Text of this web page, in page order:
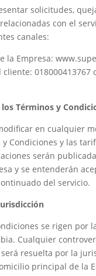
solicitudes,
con el
canales:
la Empresa:
018000413767
Términos y
en cualquier
Condiciones y las
serán
y se entenderán
del servicio.
se rigen por
Cualquier
resuelta por la
principal de la